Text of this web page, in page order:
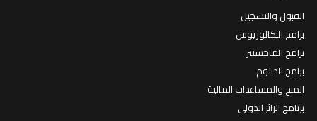
القبول والتسجيل
برامج البكالوريوس
برامج الماجستير
برامج الدبلوم
المنح والمساعدات المالية
برنامج الزائر الدولي